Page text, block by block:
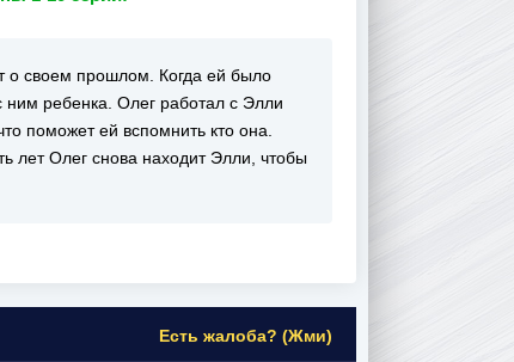
о своем прошлом. Когда ей было
ним ребенка. Олег работал с Элли
поможет ей вспомнить кто она.
лет Олег снова находит Элли, чтобы
Есть жалоба? (Жми)